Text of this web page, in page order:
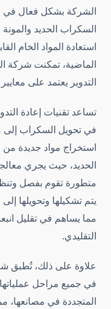
الشركة بشكل فعال في
السكراب الحديد
استعادة المواد الخام
الماضية، تمكنت شركة
التدوير يعتمد على
تساعد تقنيات إعادة
في تحويل السكراب إلى
استخراج مواد جديدة من
الحديد، حيث يجري
متطورة تقوم بفصل
يتم تشكيلها وتحويلها
مما يساهم في تقليل
التقليدي.
علاوة على ذلك، تُطبق
في جميع مراحل
المتجددة في مصانعها،